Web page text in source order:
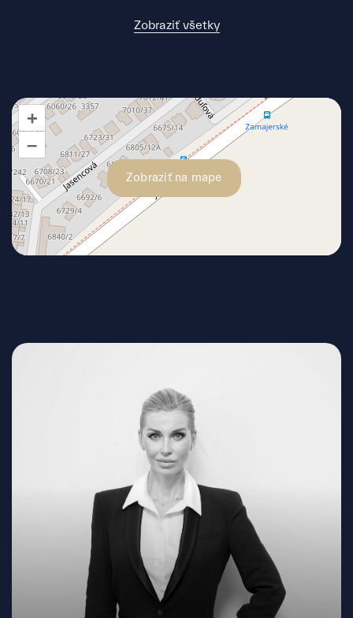
Zobraziť všetky
Zobraziť na mape
+
–